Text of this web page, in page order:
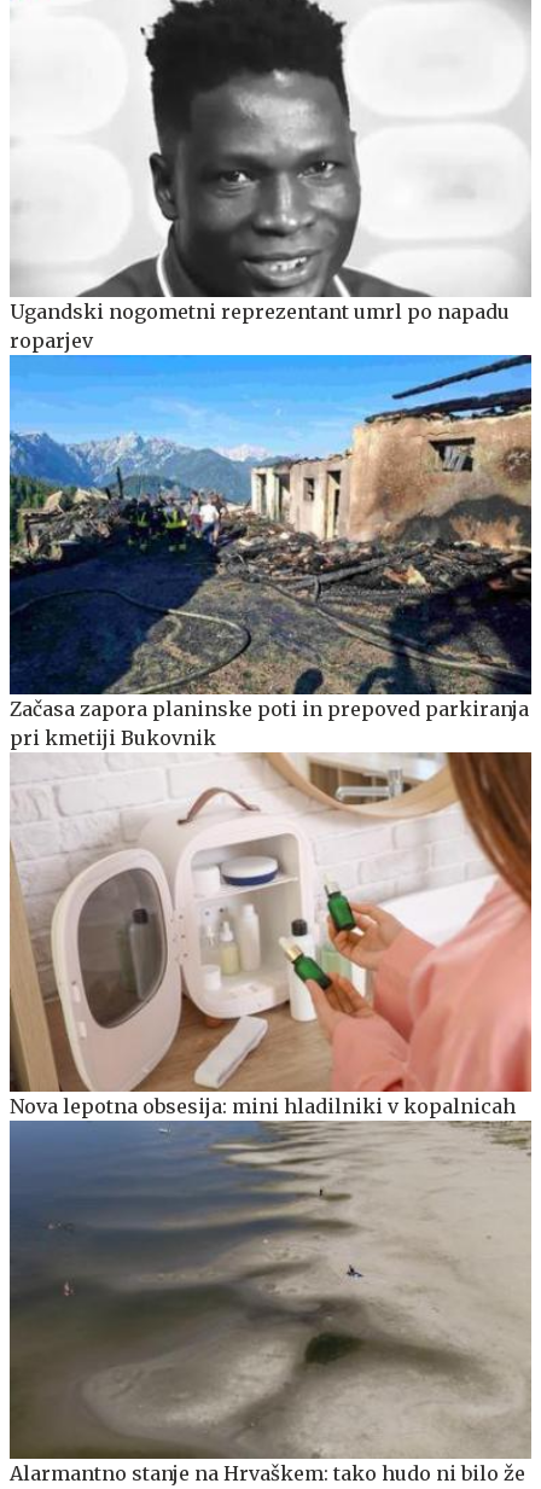
Ugandski nogometni reprezentant umrl po napadu
roparjev
Začasa zapora planinske poti in prepoved parkiranja
pri kmetiji Bukovnik
Nova lepotna obsesija: mini hladilniki v kopalnicah
Alarmantno stanje na Hrvaškem: tako hudo ni bilo že